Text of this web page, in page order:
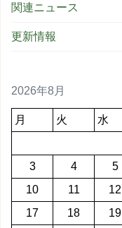
関連ニュース
更新情報
2026年8月
月 火 水
3
4 5
10
11 12
17
18 19